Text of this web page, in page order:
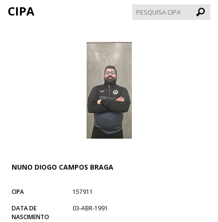
CIPA
CIPA
NUNO DIOGO CAMPOS BRAGA
CIPA
157911
DATA DE
NASCIMENTO
03-ABR-1991